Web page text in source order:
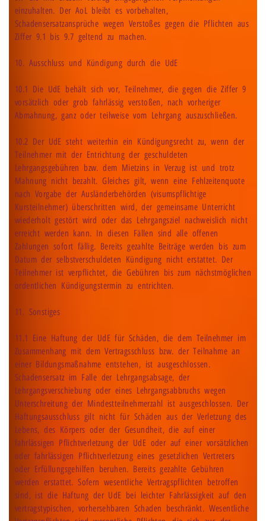
einzuhalten. Der AoL bleibt es vorbehalten,
Schadensersatzansprüche wegen Verstoßes gegen die Pflichten aus
Ziffer 9.1 bis 9.7 geltend zu machen.
10. Ausschluss und Kündigung durch die UdE
10.1 Die UdE behält sich vor, Teilnehmer, die gegen die Ziffer 9
vorsätzlich oder grob fahrlässig verstoßen, nach vorheriger
Abmahnung, ganz oder teilweise vom Lehrgang auszuschließen.
10.2 Der UdE steht weiterhin ein Kündigungsrecht zu, wenn der
Teilnehmer mit der Entrichtung der geschuldeten
Lehrgangsgebühren bzw. dem Mietzins in Verzug ist und trotz
Mahnung nicht bezahlt. Gleiches gilt, wenn eine Fehlzeitenquote
nach Vorgabe der Ausländerbehörden (visumspflichtige
Kursteilnehmer) überschritten wird, der gemeinsame Unterricht
wiederholt gestört wird oder das Lehrgangsziel nachweislich nicht
erreicht werden kann. In diesen Fällen sind alle offenen
Zahlungen sofort fällig. Bereits gezahlte Beiträge werden bis zum
Datum der selbstverschuldeten Kündigung nicht erstattet. Der
Teilnehmer ist verpflichtet, die Gebühren bis zum nächstmöglichen
ordentlichen Kündigungstermin zu entrichten.
11. Sonstiges
11.1 Eine Haftung der UdE für Schäden, die dem Teilnehmer im
Zusammenhang mit dem Vertragsschluss bzw. der Teilnahme an
einer Bildungsmaßnahme entstehen, ist ausgeschlossen.
Schadensersatz im Falle der Lehrgangsabsage, der
Lehrgangsverschiebung oder eines Lehrgangsabbruchs wegen
Unterschreitung der Mindestteilnehmerzahl ist ausgeschlossen. Der
Haftungsausschluss gilt nicht für Schäden aus der Verletzung des
Lebens, des Körpers oder der Gesundheit, die auf einer
fahrlässigen Pflichtverletzung der UdE oder auf einer vorsätzlichen
oder fahrlässigen Pflichtverletzung eines gesetzlichen Vertreters
oder Erfüllungsgehilfen beruhen. Bereits gezahlte Gebühren
werden erstattet. Sofern wesentliche Vertragspflichten betroffen
sind, ist die Haftung der UdE bei leichter Fahrlässigkeit auf den
vertragstypischen, vorhersehbaren Schaden beschränkt. Wesentliche